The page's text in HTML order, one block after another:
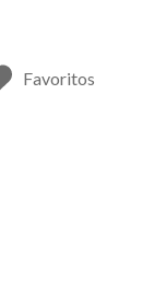
Favoritos